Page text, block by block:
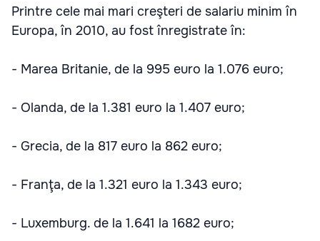
Printre cele mai mari creşteri de salariu minim în
Europa, în 2010, au fost înregistrate în:
- Marea Britanie, de la 995 euro la 1.076 euro;
- Olanda, de la 1.381 euro la 1.407 euro;
- Grecia, de la 817 euro la 862 euro;
- Franţa, de la 1.321 euro la 1.343 euro;
- Luxemburg. de la 1.641 la 1682 euro;